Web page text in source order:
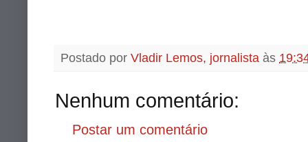
Postado por Vladir Lemos, jornalista às
Nenhum comentário:
Postar um comentário